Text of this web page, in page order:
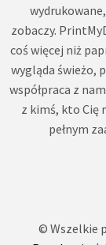
zobaczy.
coś więcej niż
wygląda świeżo,
współpraca z
z kimś, kto Cię
pełnym
© Wszelkie